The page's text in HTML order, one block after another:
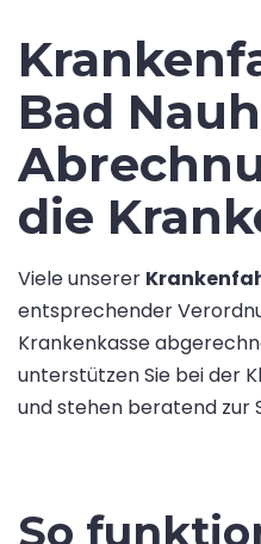
Bad
die
Viele unserer
entsprechender
Krankenkasse
unterstützen Sie bei der
und stehen beratend zur
So